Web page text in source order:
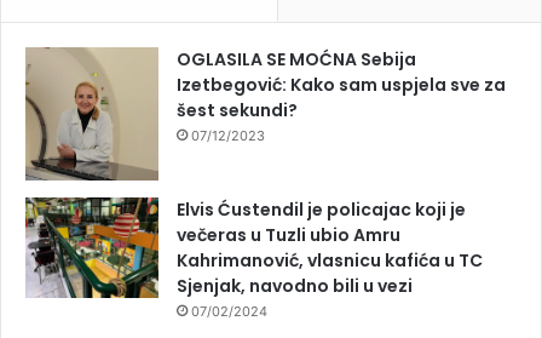
OGLASILA SE MOĆNA Sebija
Izetbegović: Kako sam uspjela sve za
šest sekundi?
07/12/2023
Elvis Ćustendil je policajac koji je
večeras u Tuzli ubio Amru
Kahrimanović, vlasnicu kafića u TC
Sjenjak, navodno bili u vezi
07/02/2024